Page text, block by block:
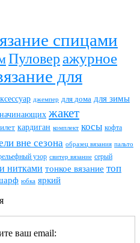
спицами
Пуловер ажурное
для
джемпер для дома для зимы
жакет
кардиган комплект косы кофта
вне сезона образец вязания пальто
узор свитер вязание серый
нитками тонкое вязание топ
юбка яркий
ваш email: